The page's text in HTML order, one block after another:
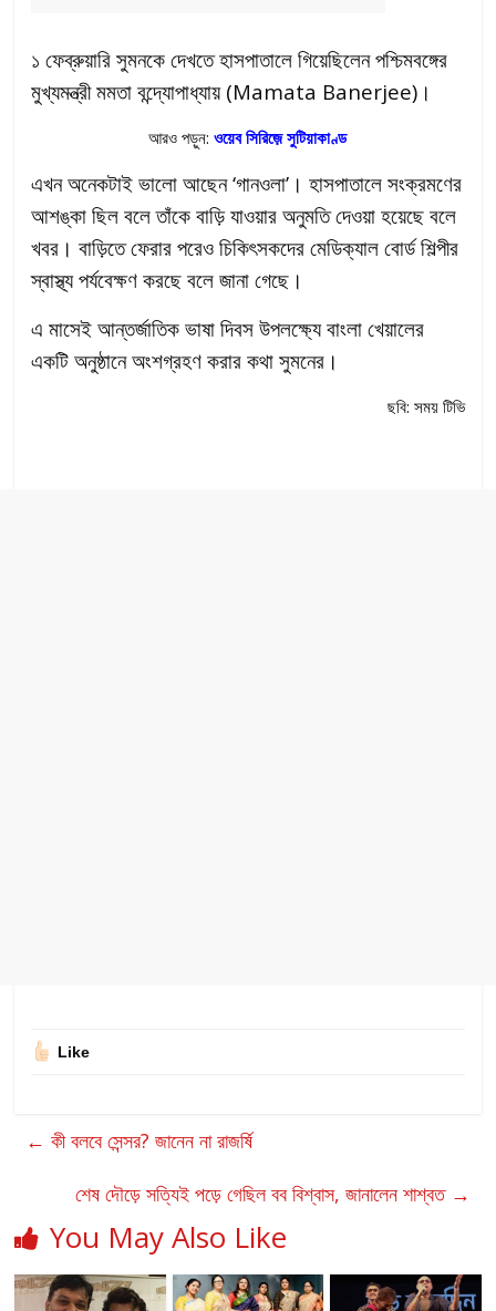
১ ফেব্রুয়ারি সুমনকে দেখতে হাসপাতালে গিয়েছিলেন পশ্চিমবঙ্গের
মুখ্যমন্ত্রী মমতা বন্দ্যোপাধ্যায় (Mamata Banerjee)।
আরও পড়ুন:ওয়েব সিরিজ়ে সুটিয়াকাণ্ড
এখন অনেকটাই ভালো আছেন ‘গানওলা’। হাসপাতালে সংক্রমণের
আশঙ্কা ছিল বলে তাঁকে বাড়ি যাওয়ার অনুমতি দেওয়া হয়েছে বলে
খবর। বাড়িতে ফেরার পরেও চিকিৎসকদের মেডিক্যাল বোর্ড শিল্পীর
স্বাস্থ্য পর্যবেক্ষণ করছে বলে জানা গেছে।
এ মাসেই আন্তর্জাতিক ভাষা দিবস উপলক্ষ্যে বাংলা খেয়ালের
একটি অনুষ্ঠানে অংশগ্রহণ করার কথা সুমনের।
ছবি: সময় টিভি
Like
← কী বলবে সেন্সর? জানেন না রাজর্ষি
শেষ দৌড়ে সত্যিই পড়ে গেছিল বব বিশ্বাস, জানালেন শাশ্বত →
You May Also Like